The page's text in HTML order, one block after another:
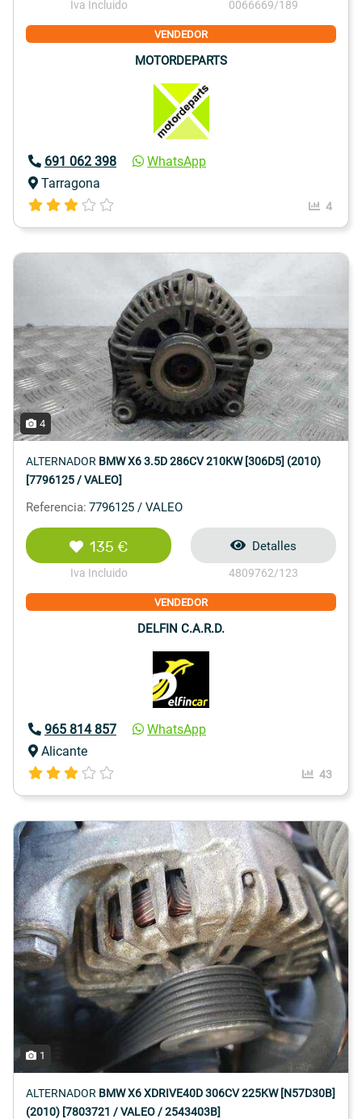
Iva Incluido 0066669/189
VENDEDOR
MOTORDEPARTS
691 062 398
WhatsApp
Tarragona
4
4
ALTERNADOR BMW X6 3.5D 286CV 210KW [306D5] (2010)
[7796125 / VALEO]
Referencia: 7796125 / VALEO
135 €
Iva Incluido
Detalles
4809762/123
VENDEDOR
DELFIN C.A.R.D.
965 814 857
WhatsApp
Alicante
43
1
ALTERNADOR BMW X6 XDRIVE40D 306CV 225KW [N57D30B]
(2010) [7803721 / VALEO / 2543403B]